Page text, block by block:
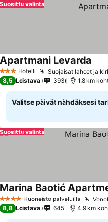
Suosittu valinta
3 Tähtiluokitus
Hotelli Suojaisat lahdet ja
Apartmani Levarda
8,5 Loistava 393 1.8 km
Valitse päivät nähdäksesi
Suosittu valinta
4 TähtiluokitusHuoneisto palveluilla
Marina Baotić
8,8 Loistava 645 4.9 km